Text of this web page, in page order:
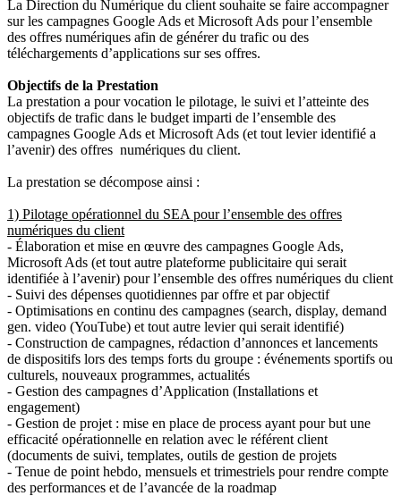
La Direction du Numérique du client souhaite se faire accompagner
sur les campagnes Google Ads et Microsoft Ads pour l’ensemble
des offres numériques afin de générer du trafic ou des
téléchargements d’applications sur ses offres.
Objectifs de la Prestation
La prestation a pour vocation le pilotage, le suivi et l’atteinte des
objectifs de trafic dans le budget imparti de l’ensemble des
campagnes Google Ads et Microsoft Ads (et tout levier identifié a
l’avenir) des offres numériques du client.
La prestation se décompose ainsi :
1) Pilotage opérationnel du SEA pour l’ensemble des offres
numériques du client
- Élaboration et mise en œuvre des campagnes Google Ads,
Microsoft Ads (et tout autre plateforme publicitaire qui serait
identifiée à l’avenir) pour l’ensemble des offres numériques du client
- Suivi des dépenses quotidiennes par offre et par objectif
- Optimisations en continu des campagnes (search, display, demand
gen. video (YouTube) et tout autre levier qui serait identifié)
- Construction de campagnes, rédaction d’annonces et lancements
de dispositifs lors des temps forts du groupe : événements sportifs ou
culturels, nouveaux programmes, actualités
- Gestion des campagnes d’Application (Installations et
engagement)
- Gestion de projet : mise en place de process ayant pour but une
efficacité opérationnelle en relation avec le référent client
(documents de suivi, templates, outils de gestion de projets
- Tenue de point hebdo, mensuels et trimestriels pour rendre compte
des performances et de l’avancée de la roadmap